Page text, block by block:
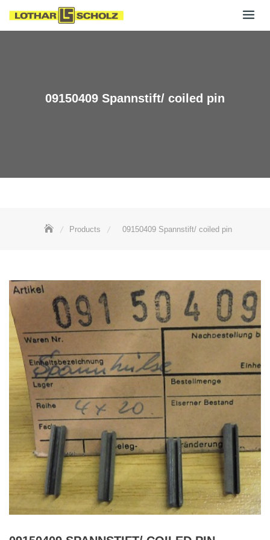
09150409 Spannstift/ coiled pin
Products 09150409 Spannstift/ coiled pin